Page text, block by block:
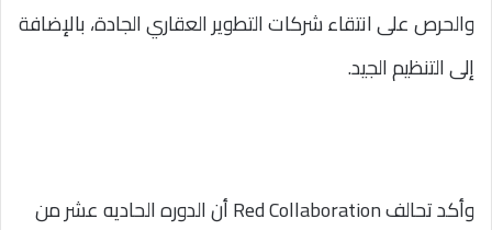
والحرص على انتقاء شركات التطوير العقاري الجادة، بالإضافة
إلى التنظيم الجيد.
وأكد تحالف Red Collaboration أن الدوره الحاديه عشر من